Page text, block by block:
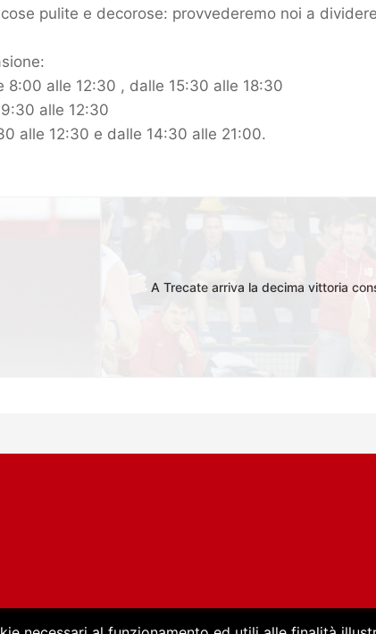
pulite e decorose: provvederemo noi a
8:00 alle 12:30 , dalle 15:30 alle 18:30
alle 12:30
alle 12:30 e dalle 14:30 alle 21:00.
A Trecate arriva la decima vittoria